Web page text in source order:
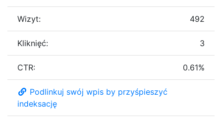
Wizyt: 492
Kliknięć: 3
CTR: 0.61%
Podlinkuj swój wpis by przyśpieszyć
indeksację